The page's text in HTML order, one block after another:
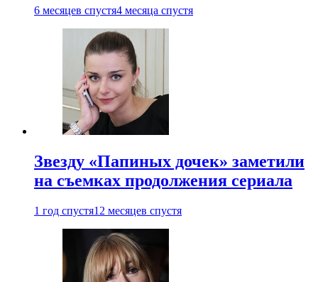
6 месяцев спустя4 месяца спустя
Звезду «Папиных дочек» заметили
на съемках продолжения сериала
1 год спустя12 месяцев спустя